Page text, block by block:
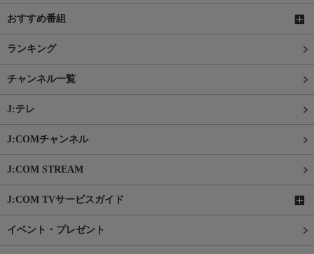
おすすめ番組
ランキング
チャンネル一覧
J:テレ
J:COMチャンネル
J:COM STREAM
J:COM TVサービスガイド
イベント・プレゼント